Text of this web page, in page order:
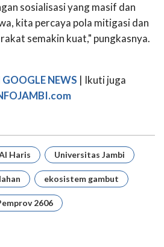
sosialisasi yang masif dan
kita percaya pola mitigasi dan
semakin kuat," pungkasnya.
GOOGLE NEWS | Ikuti juga
Haris Universitas Jambi
ekosistem gambut
2606